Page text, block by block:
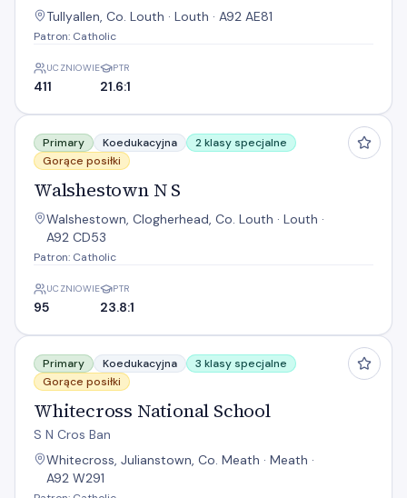
Tullyallen, Co. Louth · Louth · A92 AE81
Patron: Catholic
UCZNIOWIE
411
PTR
21.6:1
Walshestown N S
Primary Koedukacyjna
2 klasy specjalne
Gorące posiłki
Walshestown N S
Walshestown, Clogherhead, Co. Louth · Louth ·
A92 CD53
Patron: Catholic
UCZNIOWIE
95
PTR
23.8:1
Whitecross National School
Primary Koedukacyjna
3 klasy specjalne
Gorące posiłki
Whitecross National School
S N Cros Ban
Whitecross, Julianstown, Co. Meath · Meath ·
A92 W291